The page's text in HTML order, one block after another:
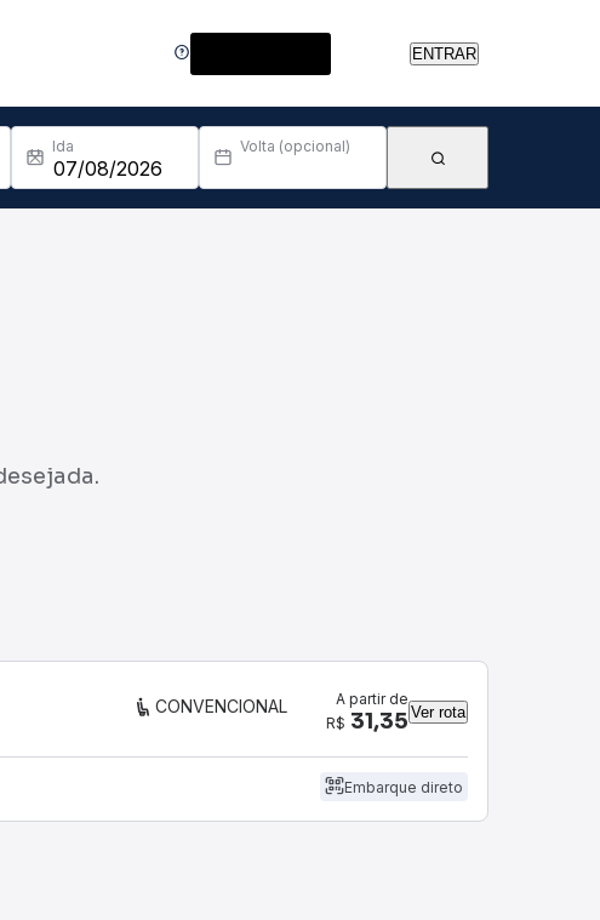
ENTRAR
Ida Volta (opcional)
CONVENCIONAL
A partir de
R$ 31,35 Ver rota
Embarque direto